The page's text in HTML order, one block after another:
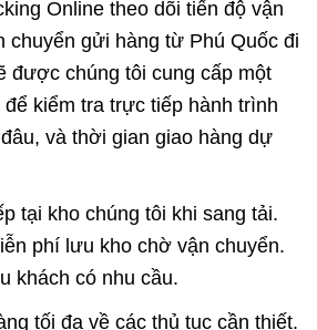
Online theo dõi tiến độ vận
chuyển gửi hàng từ Phú Quốc đi
được chúng tôi cung cấp một
kiểm tra trực tiếp hành trình
và thời gian giao hàng dự
tại kho chúng tôi khi sang tải.
phí lưu kho chờ vận chuyển.
khách có nhu cầu.
tối đa về các thủ tục cần thiết.